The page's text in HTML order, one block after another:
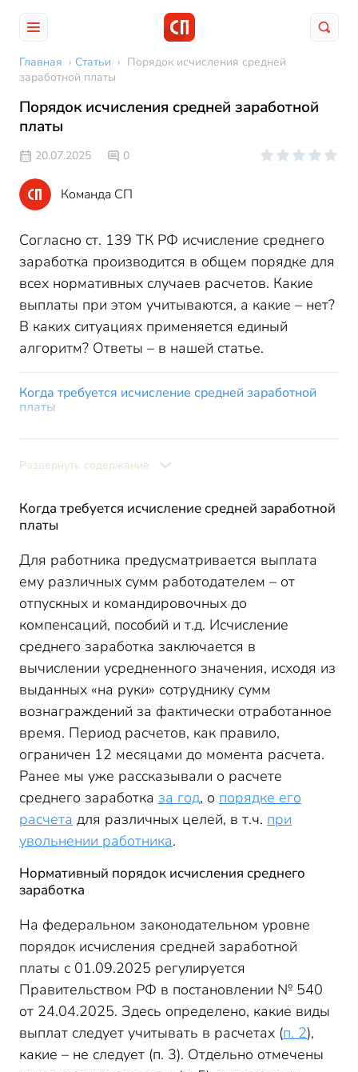
Главная › Статьи › Порядок исчисления средней
заработной платы
Порядок исчисления средней заработной
платы
20.07.2025 0
Команда СП
Согласно ст. 139 ТК РФ исчисление среднего
заработка производится в общем порядке для
всех нормативных случаев расчетов. Какие
выплаты при этом учитываются, а какие – нет?
В каких ситуациях применяется единый
алгоритм? Ответы – в нашей статье.
Когда требуется исчисление средней заработной
платы
При исчислении среднего заработка учитываются
При исчислении среднего заработка не учитываются
следующие выплаты:
Развернуть содержание
Когда требуется исчисление средней заработной
платы
Для работника предусматривается выплата
ему различных сумм работодателем – от
отпускных и командировочных до
компенсаций, пособий и т.д. Исчисление
среднего заработка заключается в
вычислении усредненного значения, исходя из
выданных «на руки» сотруднику сумм
вознаграждений за фактически отработанное
время. Период расчетов, как правило,
ограничен 12 месяцами до момента расчета.
Ранее мы уже рассказывали о расчете
среднего заработка за год, о порядке его
расчета для различных целей, в т.ч. при
увольнении работника.
Нормативный порядок исчисления среднего
заработка
На федеральном законодательном уровне
порядок исчисления средней заработной
платы с 01.09.2025 регулируется
Правительством РФ в постановлении № 540
от 24.04.2025. Здесь определено, какие виды
выплат следует учитывать в расчетах (п. 2),
какие – не следует (п. 3). Отдельно отмечены